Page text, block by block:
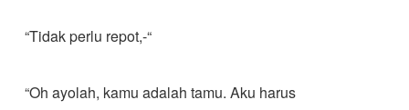
“Tidak perlu repot,-“
“Oh ayolah, kamu adalah tamu. Aku harus